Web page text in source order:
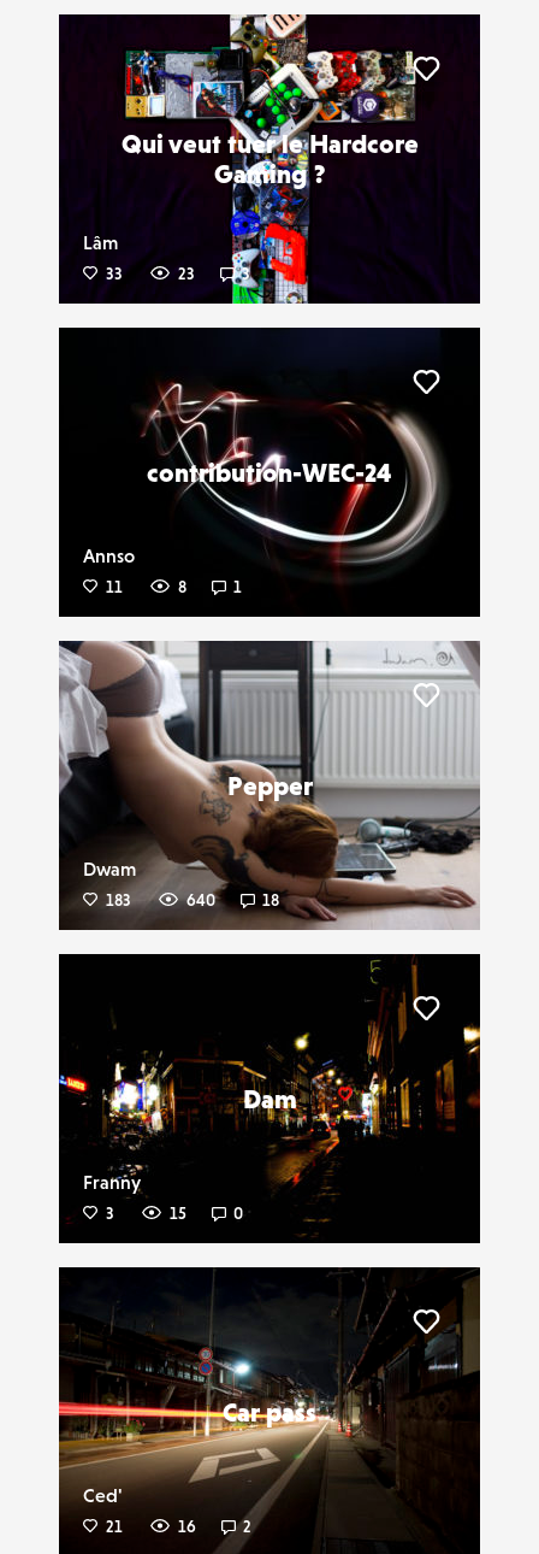
Qui veut tuer le Hardcore
Gaming ?
Lâm
33 23 3
contribution-WEC-24
Annso
11 8 1
Pepper
Dwam
183 640 18
Dam
Franny
3 15 0
Liker
Car pass
Ced'
21 16 2